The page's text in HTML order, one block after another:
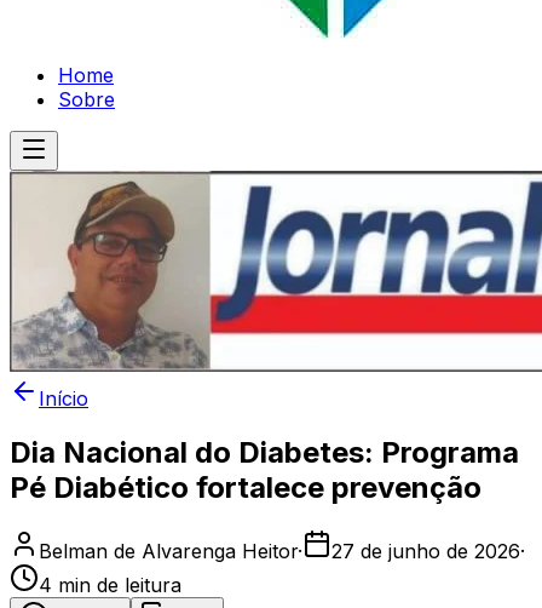
Home
Sobre
Início
Dia Nacional do Diabetes: Programa
Pé Diabético fortalece prevenção
Belman de Alvarenga Heitor· 27 de junho de 2026·
4 min de leitura